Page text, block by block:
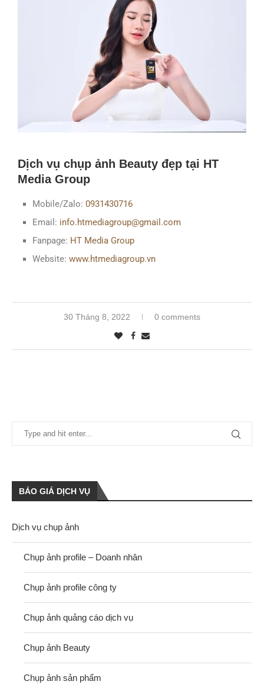
Dịch vụ chụp ảnh Beauty đẹp tại HT
Media Group
Mobile/Zalo: 0931430716
Email: info.htmediagroup@gmail.com
Fanpage: HT Media Group
Website: www.htmediagroup.vn
30 Tháng 8, 2022 0 comments
BÁO GIÁ DỊCH VỤ
Dịch vụ chụp ảnh
Chụp ảnh profile – Doanh nhân
Chụp ảnh profile công ty
Chụp ảnh quảng cáo dịch vụ
Chụp ảnh Beauty
Chụp ảnh sản phẩm